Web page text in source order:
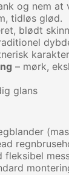
og nem at
tidløs glød.
blødt
karakter
– mørk,
glans
fleksibel